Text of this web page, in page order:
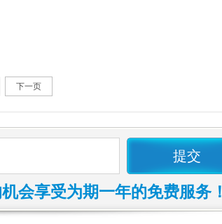
下一页
提交
会享受为期一年的免费服务！